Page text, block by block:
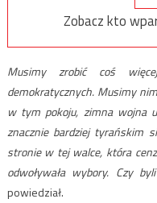
Zobacz kto
Musimy zrobić coś
demokratycznych. Musimy
w tym pokoju, zimna wojna
znacznie bardziej tyrańskim
stronie w tej walce, która
odwoływała wybory. Czy
powiedział.